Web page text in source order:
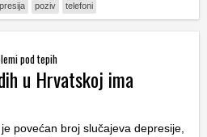
poziv telefoni
pod tepih
u Hrvatskoj ima
povećan broj slučajeva depresije,